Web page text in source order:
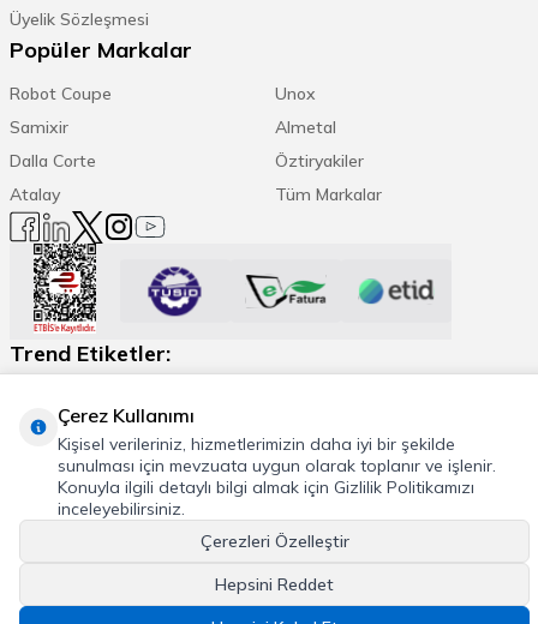
Üyelik Sözleşmesi
Popüler Markalar
Robot Coupe
Unox
Samixir
Almetal
Dalla Corte
Öztiryakiler
Atalay
Tüm Markalar
Trend Etiketler:
Espresso Makinesi
© 2026 Cafemarkt, Tüm hakları saklıdır
Çerez Kullanımı
Kişisel verileriniz, hizmetlerimizin daha iyi bir şekilde
sunulması için mevzuata uygun olarak toplanır ve işlenir.
Konuyla ilgili detaylı bilgi almak için Gizlilik Politikamızı
inceleyebilirsiniz.
Çerezleri Özelleştir
Hepsini Reddet